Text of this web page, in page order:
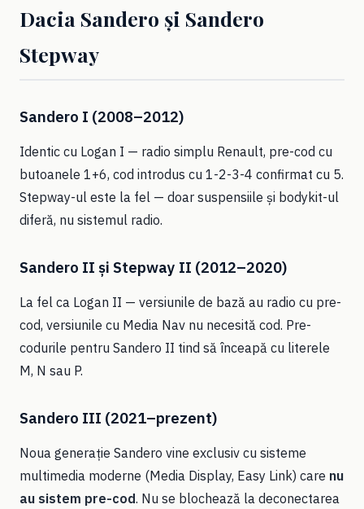
Dacia Sandero și Sandero
Stepway
Sandero I (2008–2012)
Identic cu Logan I — radio simplu Renault, pre-cod cu
butoanele 1+6, cod introdus cu 1-2-3-4 confirmat cu 5.
Stepway-ul este la fel — doar suspensiile și bodykit-ul
diferă, nu sistemul radio.
Sandero II și Stepway II (2012–2020)
La fel ca Logan II — versiunile de bază au radio cu pre-
cod, versiunile cu Media Nav nu necesită cod. Pre-
codurile pentru Sandero II tind să înceapă cu literele
M, N sau P.
Sandero III (2021–prezent)
Noua generație Sandero vine exclusiv cu sisteme
multimedia moderne (Media Display, Easy Link) care nu
au sistem pre-cod. Nu se blochează la deconectarea